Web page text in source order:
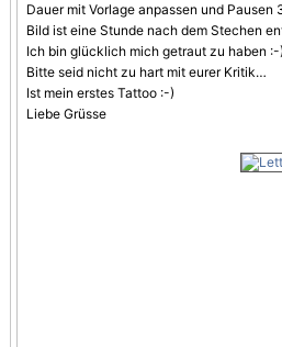
Dauer mit Vorlage anpassen und Pausen
Bild ist eine Stunde nach dem Stechen
Ich bin glücklich mich getraut zu haben :-
Bitte seid nicht zu hart mit eurer Kritik…
Ist mein erstes Tattoo :-)
Liebe Grüsse